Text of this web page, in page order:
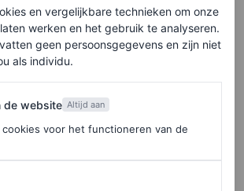
wit T-shirt
hack: een broche op een wit T-shirt
show van David Koma.
en vergelijkbare technieken om onze
werken en het gebruik te analyseren.
geen persoonsgegevens en zijn niet
als individu.
de website Altijd aan
cookies voor het functioneren van de